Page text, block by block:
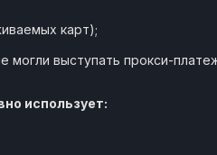
карт);
выступать прокси-
использует: